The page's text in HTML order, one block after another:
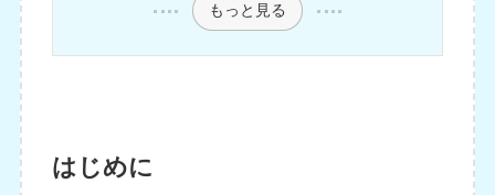
もっと見る
はじめに